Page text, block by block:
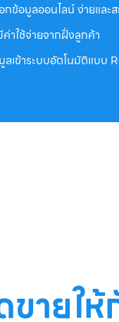
กข้อมูลออนไลน์ ง่ายและ
ค่าใช้จ่ายจากฝั่งลูกค้า
ลเข้าระบบอัตโนมัติแบบ
ายให้